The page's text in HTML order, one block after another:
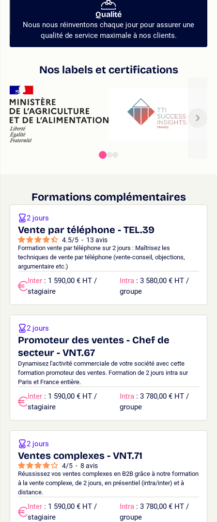
Qualité
Nous nous réinventons chaque jour pour assurer une
qualité de service maximale à nos clients.
Nos labels et certifications
Formations complémentaires
Vente par téléphone - TEL.39
4.5/5 - 13 avis
Formation vente par téléphone sur 2 jours : Maîtrisez les
techniques de vente par téléphone (vente-conseil, objections,
argumentaire etc.)
2 jours
Inter : 1 590,00 € HT /
stagiaire
Intra : 3 580,00 € HT /
groupe
Promoteur des ventes - Chef de
secteur - VNT.67
Dynamisez l'activité commerciale de votre société avec cette
formation promoteur des ventes. Formation de 2 jours intra sur
Paris et France entière.
2 jours
Inter : 1 590,00 € HT /
stagiaire
Intra : 3 780,00 € HT /
groupe
Ventes complexes - VNT.71
4/5 - 8 avis
Réussissez vos ventes complexes en B2B grâce à notre formation
à la vente complexe, de 2 jours, en présentiel (intra/inter) et à
distance.
2 jours
Inter : 1 590,00 € HT /
stagiaire
Intra : 3 780,00 € HT /
groupe